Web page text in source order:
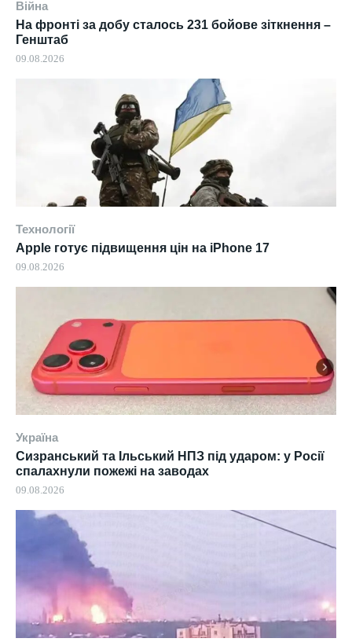
Війна
На фронті за добу сталось 231 бойове зіткнення –
Генштаб
09.08.2026
Технології
Apple готує підвищення цін на iPhone 17
09.08.2026
Україна
Сизранський та Ільський НПЗ під ударом: у Росії
спалахнули пожежі на заводах
09.08.2026